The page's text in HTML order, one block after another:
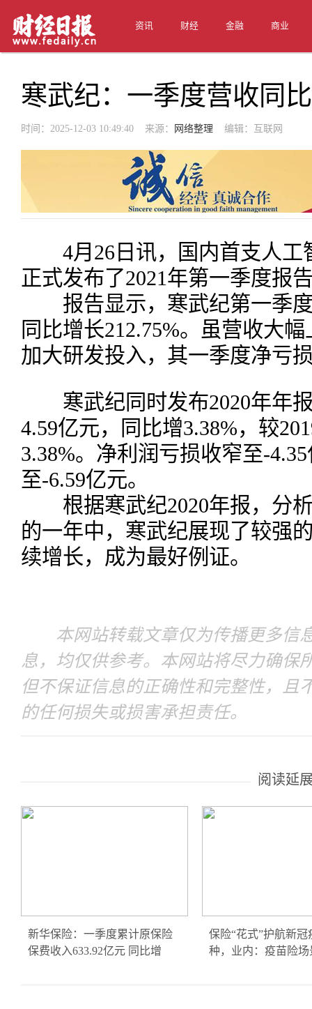
资讯 财经 金融 商业
寒武纪：一季度营收同
时间：2025-12-03 10:49:40 来源： 网络整理 编辑：互联网
4月26日讯，国内首支人工
正式发布了2021年第一季度报
报告显示，寒武纪第一季度
同比增长212.75%。虽营收大
加大研发投入，其一季度净亏
寒武纪同时发布2020年年报
4.59亿元，同比增3.38%，较
3.38%。净利润亏损收窄至-
至-6.59亿元。
根据寒武纪2020年报，分析
的一年中，寒武纪展现了较强
续增长，成为最好例证。
本网站转载文章仅为传播更多信
息，均仅供参考。本网站将尽力确保
但不保证信息的正确性和完整性，且
的任何损失或损害承担责任。
阅读延
新华保险：一季度累计原保险
保费收入633.92亿元 同比增
保险“花式”护航新冠
种，业内：疫苗险场